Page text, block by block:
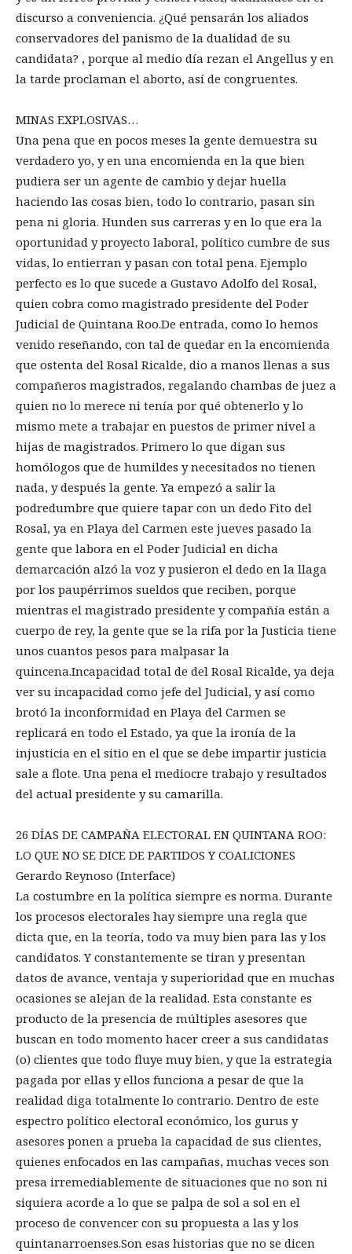
discurso a conveniencia. ¿Qué pensarán los aliados
conservadores del panismo de la dualidad de su
candidata? , porque al medio día rezan el Angellus y en
la tarde proclaman el aborto, así de congruentes.
MINAS EXPLOSIVAS…
Una pena que en pocos meses la gente demuestra su
verdadero yo, y en una encomienda en la que bien
pudiera ser un agente de cambio y dejar huella
haciendo las cosas bien, todo lo contrario, pasan sin
pena ni gloria. Hunden sus carreras y en lo que era la
oportunidad y proyecto laboral, político cumbre de sus
vidas, lo entierran y pasan con total pena. Ejemplo
perfecto es lo que sucede a Gustavo Adolfo del Rosal,
quien cobra como magistrado presidente del Poder
Judicial de Quintana Roo.De entrada, como lo hemos
venido reseñando, con tal de quedar en la encomienda
que ostenta del Rosal Ricalde, dio a manos llenas a sus
compañeros magistrados, regalando chambas de juez a
quien no lo merece ni tenía por qué obtenerlo y lo
mismo mete a trabajar en puestos de primer nivel a
hijas de magistrados. Primero lo que digan sus
homólogos que de humildes y necesitados no tienen
nada, y después la gente. Ya empezó a salir la
podredumbre que quiere tapar con un dedo Fito del
Rosal, ya en Playa del Carmen este jueves pasado la
gente que labora en el Poder Judicial en dicha
demarcación alzó la voz y pusieron el dedo en la llaga
por los paupérrimos sueldos que reciben, porque
mientras el magistrado presidente y compañía están a
cuerpo de rey, la gente que se la rifa por la Justicia tiene
unos cuantos pesos para malpasar la
quincena.Incapacidad total de del Rosal Ricalde, ya deja
ver su incapacidad como jefe del Judicial, y así como
brotó la inconformidad en Playa del Carmen se
replicará en todo el Estado, ya que la ironía de la
injusticia en el sitio en el que se debe impartir justicia
sale a flote. Una pena el mediocre trabajo y resultados
del actual presidente y su camarilla.
26 DÍAS DE CAMPAÑA ELECTORAL EN QUINTANA ROO:
LO QUE NO SE DICE DE PARTIDOS Y COALICIONES
Gerardo Reynoso (Interface)
La costumbre en la política siempre es norma. Durante
los procesos electorales hay siempre una regla que
dicta que, en la teoría, todo va muy bien para las y los
candidatos. Y constantemente se tiran y presentan
datos de avance, ventaja y superioridad que en muchas
ocasiones se alejan de la realidad. Esta constante es
producto de la presencia de múltiples asesores que
buscan en todo momento hacer creer a sus candidatas
(o) clientes que todo fluye muy bien, y que la estrategia
pagada por ellas y ellos funciona a pesar de que la
realidad diga totalmente lo contrario. Dentro de este
espectro político electoral económico, los gurus y
asesores ponen a prueba la capacidad de sus clientes,
quienes enfocados en las campañas, muchas veces son
presa irremediablemente de situaciones que no son ni
siquiera acorde a lo que se palpa de sol a sol en el
proceso de convencer con su propuesta a las y los
quintanarroenses.Son esas historias que no se dicen